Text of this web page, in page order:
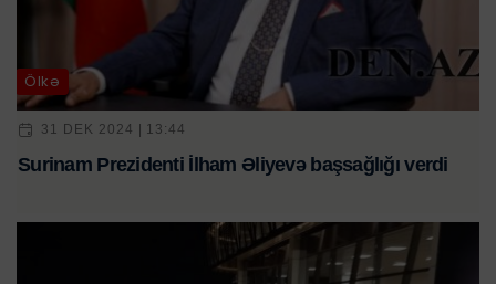
Ölkə
31 DEK 2024 | 13:44
Surinam Prezidenti İlham Əliyevə başsağlığı verdi